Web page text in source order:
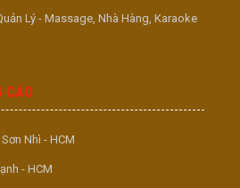
Lý - Massage, Nhà Hàng, Karaoke
CÁO
Nhì - HCM
- HCM